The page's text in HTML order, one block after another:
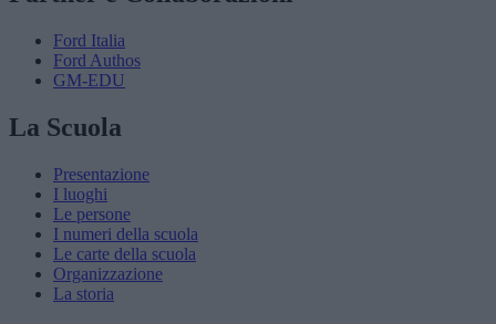
Ford Italia
Ford Authos
GM-EDU
La Scuola
Presentazione
I luoghi
Le persone
I numeri della scuola
Le carte della scuola
Organizzazione
La storia